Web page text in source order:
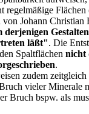
regelmäßige Flächen
Johann Christian
derjenigen
läßt". Die
Spaltflächen nicht
.
zudem
vieler Minerale
Bruch bspw. als